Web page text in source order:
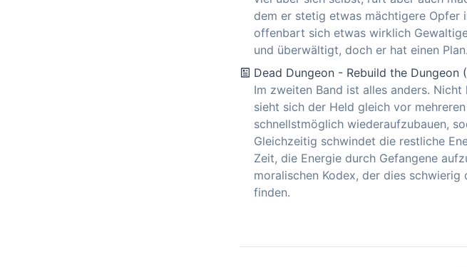
dem er stetig etwas mächtigere Opfer
offenbart sich etwas wirklich
und überwältigt, doch er hat einen Plan.
Dead Dungeon - Rebuild the Dungeon
Im zweiten Band ist alles anders.
sieht sich der Held gleich vor
schnellstmöglich wiederaufzubauen,
Gleichzeitig schwindet die restliche
Zeit, die Energie durch Gefangene
moralischen Kodex, der dies
finden.